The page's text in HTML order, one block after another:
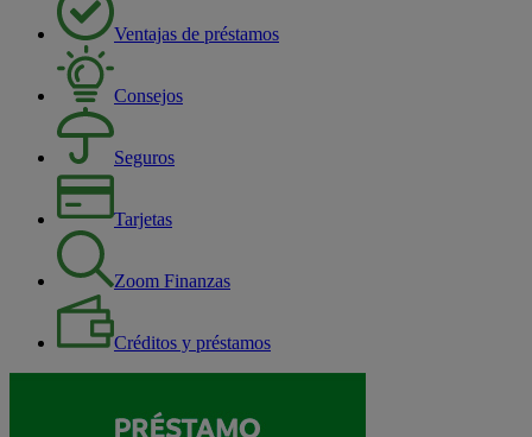
Ventajas de préstamos
Consejos
Seguros
Tarjetas
Zoom Finanzas
Créditos y préstamos